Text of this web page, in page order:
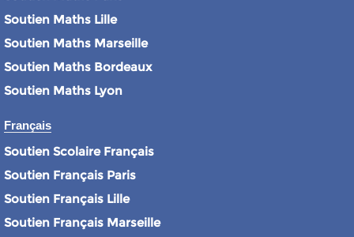
Soutien Maths Lille
Soutien Maths Marseille
Soutien Maths Bordeaux
Soutien Maths Lyon
Français
Soutien Scolaire Français
Soutien Français Paris
Soutien Français Lille
Soutien Français Marseille